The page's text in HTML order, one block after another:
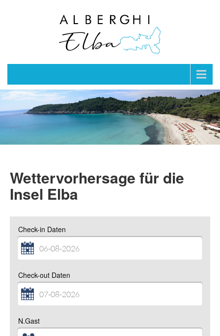
Wettervorhersage für die
Insel Elba
Check-in Daten
Check-out Daten
N.Gast